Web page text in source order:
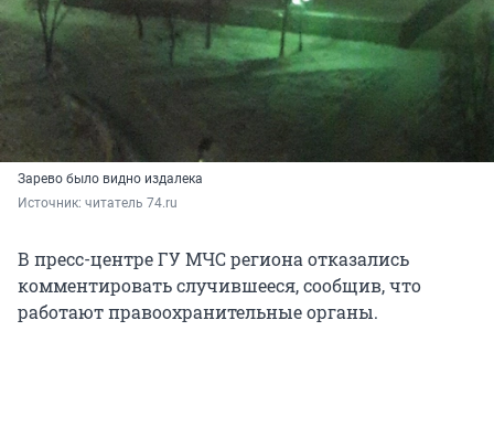
Зарево было видно издалека
Источник: читатель 74.ru
В пресс-центре ГУ МЧС региона отказались
комментировать случившееся, сообщив, что
работают правоохранительные органы.